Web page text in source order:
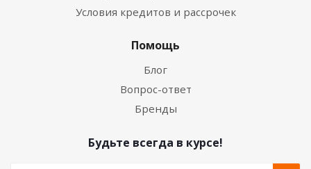
Условия кредитов и рассрочек
Помощь
Блог
Вопрос-ответ
Бренды
Будьте всегда в курсе!